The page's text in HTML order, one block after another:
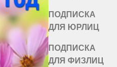
ПОДПИСКА
ДЛЯ ЮРЛИЦ
ПОДПИСКА
ДЛЯ ФИЗЛИЦ